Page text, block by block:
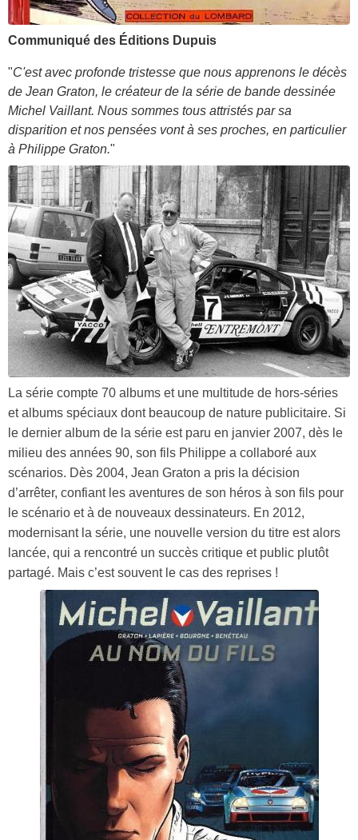
Communiqué des Éditions Dupuis
"C'est avec profonde tristesse que nous apprenons le décès
de Jean Graton, le créateur de la série de bande dessinée
Michel Vaillant. Nous sommes tous attristés par sa
disparition et nos pensées vont à ses proches, en particulier
à Philippe Graton."
La série compte 70 albums et une multitude de hors-séries
et albums spéciaux dont beaucoup de nature publicitaire. Si
le dernier album de la série est paru en janvier 2007, dès le
milieu des années 90, son fils Philippe a collaboré aux
scénarios. Dès 2004, Jean Graton a pris la décision
d’arrêter, confiant les aventures de son héros à son fils pour
le scénario et à de nouveaux dessinateurs. En 2012,
modernisant la série, une nouvelle version du titre est alors
lancée, qui a rencontré un succès critique et public plutôt
partagé. Mais c’est souvent le cas des reprises !